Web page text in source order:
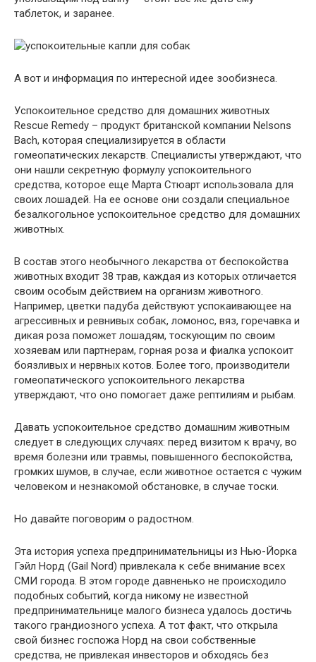
таблеток, и заранее.
А вот и информация по интересной идее зообизнеса.
Успокоительное средство для домашних животных
Rescue Remedy – продукт британской компании Nelsons
Bach, которая специализируется в области
гомеопатических лекарств. Специалисты утверждают, что
они нашли секретную формулу успокоительного
средства, которое еще Марта Стюарт использовала для
своих лошадей. На ее основе они создали специальное
безалкогольное успокоительное средство для домашних
животных.
В состав этого необычного лекарства от беспокойства
животных входит 38 трав, каждая из которых отличается
своим особым действием на организм животного.
Например, цветки падуба действуют успокаивающее на
агрессивных и ревнивых собак, ломонос, вяз, горечавка и
дикая роза поможет лошадям, тоскующим по своим
хозяевам или партнерам, горная роза и фиалка успокоит
боязливых и нервных котов. Более того, производители
гомеопатического успокоительного лекарства
утверждают, что оно помогает даже рептилиям и рыбам.
Давать успокоительное средство домашним животным
следует в следующих случаях: перед визитом к врачу, во
время болезни или травмы, повышенного беспокойства,
громких шумов, в случае, если животное остается с чужим
человеком и незнакомой обстановке, в случае тоски.
Но давайте поговорим о радостном.
Эта история успеха предпринимательницы из Нью-Йорка
Гэйл Норд (Gail Nord) привлекала к себе внимание всех
СМИ города. В этом городе давненько не происходило
подобных событий, когда никому не известной
предпринимательнице малого бизнеса удалось достичь
такого грандиозного успеха. А тот факт, что открыла
свой бизнес госпожа Норд на свои собственные
средства, не привлекая инвесторов и обходясь без